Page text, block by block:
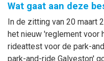
Wat gaat aan deze
In de zitting van 20 maart
het nieuw 'reglement voor
rideattest voor de park-
park-and-ride Galveston'